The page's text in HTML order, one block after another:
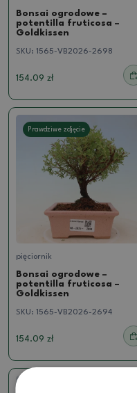
Bonsai ogrodowe –
potentilla fruticosa –
Goldkissen
SKU: 1565-VB2026-2698
154.09 zł
Prawdziwe zdjęcie
pięciornik
Bonsai ogrodowe –
potentilla fruticosa –
Goldkissen
SKU: 1565-VB2026-2694
154.09 zł